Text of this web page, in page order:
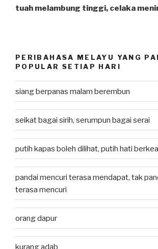
Post
tuah melambung tinggi, celaka
PERIBAHASA MELAYU YANG
POPULAR SETIAP HARI
siang berpanas malam berembun
seikat bagai sirih, serumpun bagai serai
putih kapas boleh dilihat, putih hati
pandai mencuri terasa mendapat, tak
terasa mencuri
orang dapur
kurang adab